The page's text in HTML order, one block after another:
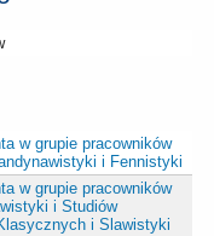
w grupie pracowników
i Fennistyki
w grupie pracowników
i Studiów
i Slawistyki